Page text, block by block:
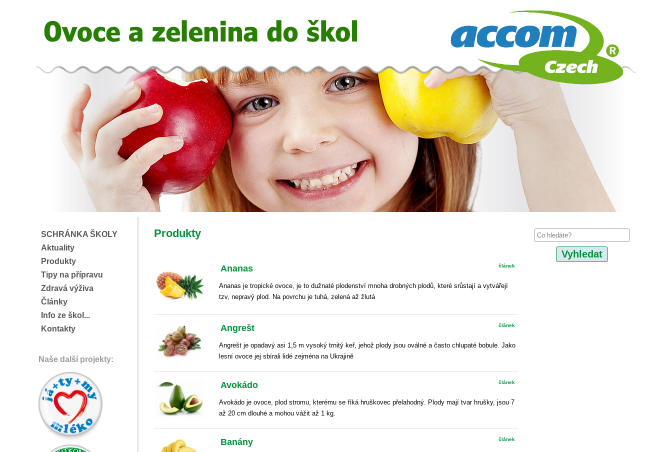
SCHRÁNKA ŠKOLY
Aktuality
Produkty
Tipy na přípravu
Zdravá výživa
Články
Info ze škol...
Kontakty
Naše další projekty:
Produkty
Ananas článek
Ananas je tropické ovoce, je to dužnaté plodenství mnoha drobných plodů, které srůstají a vytvářejí
tzv, nepravý plod. Na povrchu je tuhá, zelená až žlutá
Angrešt článek
Angrešt je opadavý asi 1,5 m vysoký trnitý keř, jehož plody jsou oválné a často chlupaté bobule. Jako
lesní ovoce jej sbírali lidé zejména na Ukrajině
Avokádo článek
Avokádo je ovoce, plod stromu, kterému se říká hruškovec přelahodný. Plody mají tvar hrušky, jsou 7
až 20 cm dlouhé a mohou vážit až 1 kg.
Banány článek